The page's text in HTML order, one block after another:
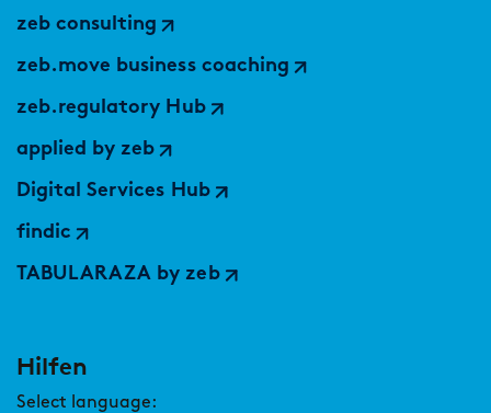
zeb consulting
zeb.move business coaching
zeb.regulatory Hub
applied by zeb
Digital Services Hub
findic
TABULARAZA by zeb
Hilfen
Select language: